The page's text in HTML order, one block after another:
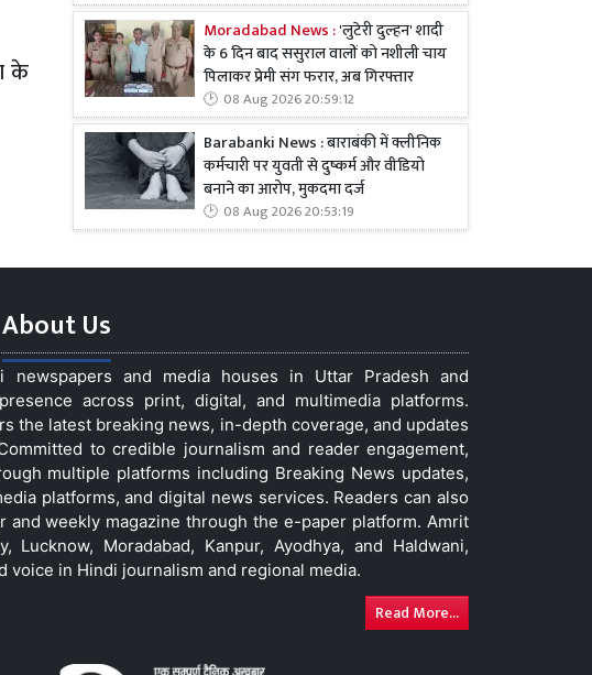
के
Moradabad News :'लुटेरी दुल्हन' शादी
के 6 दिन बाद ससुराल वालों को नशीली चाय
पिलाकर प्रेमी संग फरार, अब गिरफ्तार
08 Aug 2026 20:59:12
Barabanki News : बाराबंकी में क्लीनिक
कर्मचारी पर युवती से दुष्कर्म और वीडियो
बनाने का आरोप, मुकदमा दर्ज
08 Aug 2026 20:53:19
About Us
and media houses in Uttar Pradesh and
across print, digital, and multimedia platforms.
the latest breaking news, in-depth coverage, and updates
to credible journalism and reader engagement,
multiple platforms including Breaking News updates,
platforms, and digital news services. Readers can also
weekly magazine through the e-paper platform. Amrit
Moradabad, Kanpur, Ayodhya, and Haldwani,
in Hindi journalism and regional media.
Read More...